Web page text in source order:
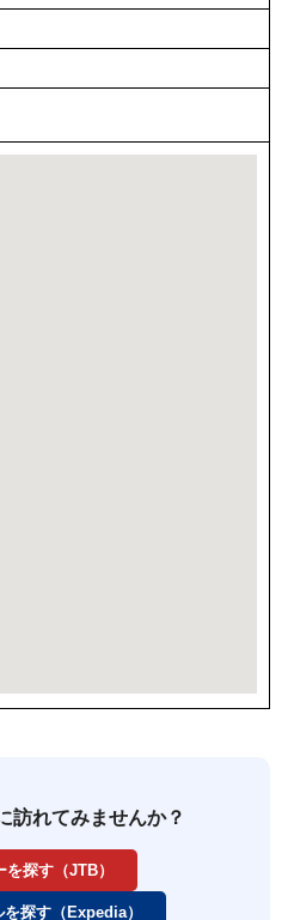
訪れてみませんか？
探す（JTB）
探す（Expedia）